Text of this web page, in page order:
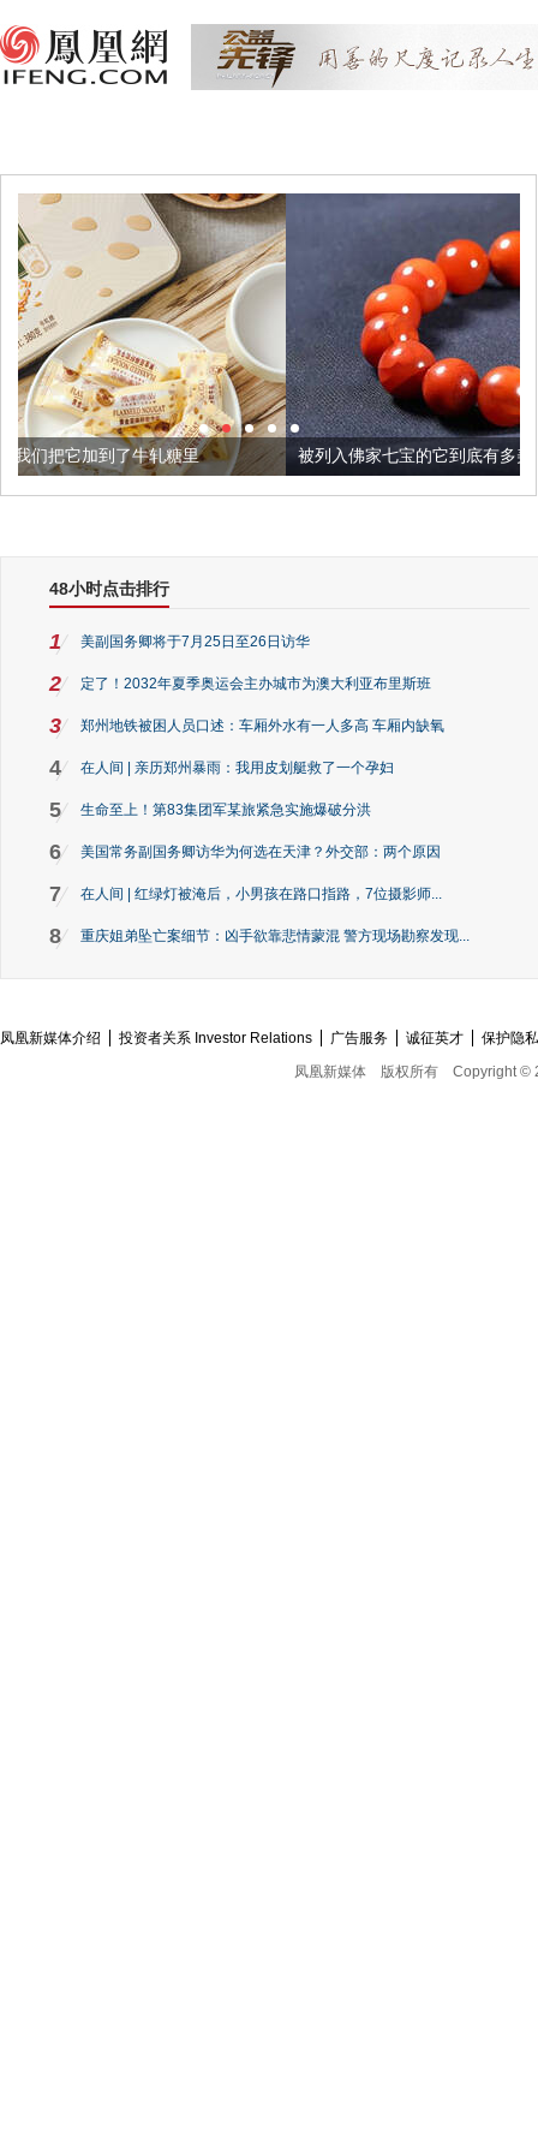
里 被列入佛家七宝的它到底有多美？
48小时点击排行
1 美副国务卿将于7月25日至26日访华
2 定了！2032年夏季奥运会主办城市为澳大利亚布里斯班
3 郑州地铁被困人员口述：车厢外水有一人多高 车厢内缺氧
4 在人间 | 亲历郑州暴雨：我用皮划艇救了一个孕妇
5 生命至上！第83集团军某旅紧急实施爆破分洪
6 美国常务副国务卿访华为何选在天津？外交部：两个原因
7 在人间 | 红绿灯被淹后，小男孩在路口指路，7位摄影师...
8 重庆姐弟坠亡案细节：凶手欲靠悲情蒙混 警方现场勘察发现...
凤凰新媒体介绍 投资者关系 Investor Relations 广告服务 诚征英才
保护隐
凤凰新媒体
版权所有 Copyright ©